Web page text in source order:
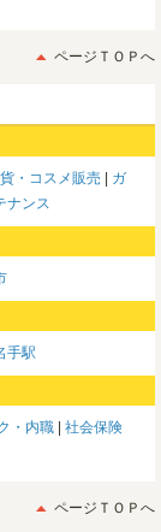
ページＴＯＰへ
・コスメ販売
ガ
ナンス
手駅
・内職
社会保険
ページＴＯＰへ